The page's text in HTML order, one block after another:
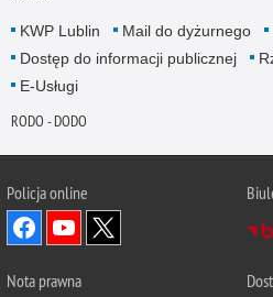
KWP Lublin Mail do dyżurnego
Dostęp do informacji publicznej
E-Usługi
RODO - DODO
Policja online
Nota prawna